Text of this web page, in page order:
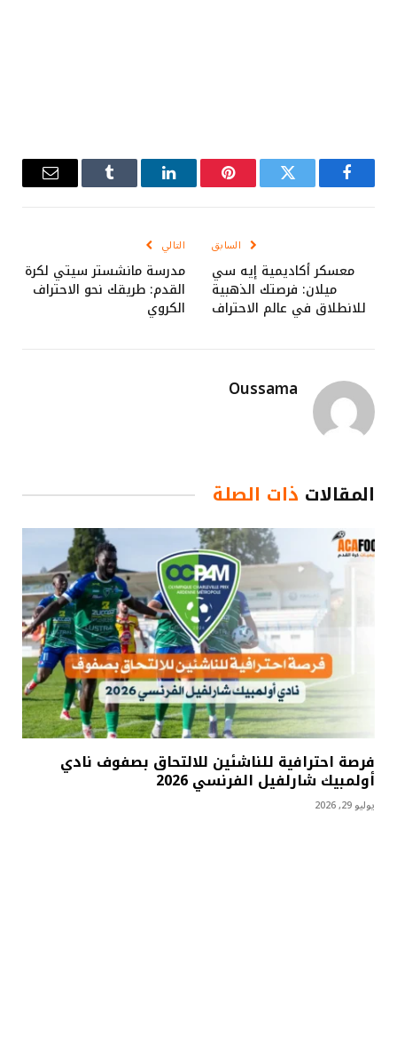
فيسبوك تويتر بينتيريستلينكدإن Tumblr
البريد
السابق
معسكر أكاديمية إيه سي
ميلان: فرصتك الذهبية
للانطلاق في عالم الاحتراف
التالي
مدرسة مانشستر سيتي لكرة
القدم: طريقك نحو الاحتراف
الكروي
Oussama
المقالات ذات الصلة
فرصة احترافية للناشئين للالتحاق بصفوف نادي
أولمبيك شارلفيل الفرنسي 2026
يوليو 29, 2026